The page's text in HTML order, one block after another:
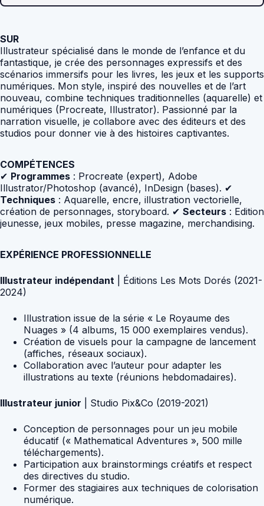
SUR
Illustrateur spécialisé dans le monde de l’enfance et du
fantastique, je crée des personnages expressifs et des
scénarios immersifs pour les livres, les jeux et les supports
numériques. Mon style, inspiré des nouvelles et de l’art
nouveau, combine techniques traditionnelles (aquarelle) et
numériques (Procreate, Illustrator). Passionné par la
narration visuelle, je collabore avec des éditeurs et des
studios pour donner vie à des histoires captivantes.
COMPÉTENCES
✔ Programmes : Procreate (expert), Adobe
Illustrator/Photoshop (avancé), InDesign (bases). ✔
Techniques : Aquarelle, encre, illustration vectorielle,
création de personnages, storyboard. ✔ Secteurs : Edition
jeunesse, jeux mobiles, presse magazine, merchandising.
EXPÉRIENCE PROFESSIONNELLE
Illustrateur indépendant | Éditions Les Mots Dorés (2021-
2024)
Illustration issue de la série « Le Royaume des
Nuages ​​» (4 albums, 15 000 exemplaires vendus).
Création de visuels pour la campagne de lancement
(affiches, réseaux sociaux).
Collaboration avec l’auteur pour adapter les
illustrations au texte (réunions hebdomadaires).
Illustrateur junior | Studio Pix&Co (2019-2021)
Conception de personnages pour un jeu mobile
éducatif (« Mathematical Adventures », 500 mille
téléchargements).
Participation aux brainstormings créatifs et respect
des directives du studio.
Former des stagiaires aux techniques de colorisation
numérique.